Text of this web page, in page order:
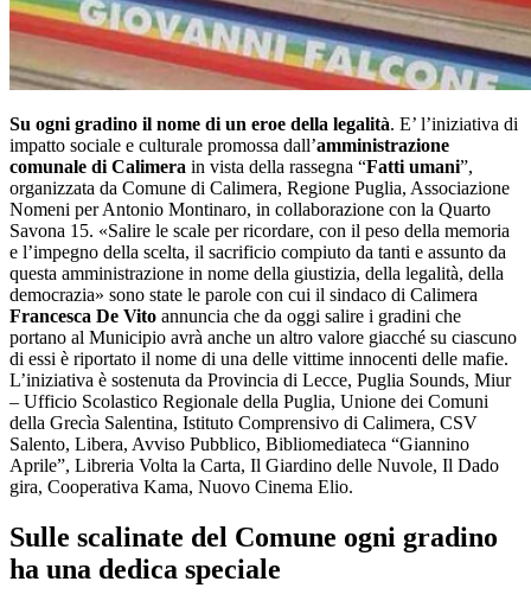
Su ogni gradino il nome di un eroe della legalità. E’ l’iniziativa di
impatto sociale e culturale promossa dall’amministrazione
comunale di Calimera in vista della rassegna “Fatti umani”,
organizzata da Comune di Calimera, Regione Puglia, Associazione
Nomeni per Antonio Montinaro, in collaborazione con la Quarto
Savona 15. «Salire le scale per ricordare, con il peso della memoria
e l’impegno della scelta, il sacrificio compiuto da tanti e assunto da
questa amministrazione in nome della giustizia, della legalità, della
democrazia» sono state le parole con cui il sindaco di Calimera
Francesca De Vito annuncia che da oggi salire i gradini che
portano al Municipio avrà anche un altro valore giacché su ciascuno
di essi è riportato il nome di una delle vittime innocenti delle mafie.
L’iniziativa è sostenuta da Provincia di Lecce, Puglia Sounds, Miur
– Ufficio Scolastico Regionale della Puglia, Unione dei Comuni
della Grecìa Salentina, Istituto Comprensivo di Calimera, CSV
Salento, Libera, Avviso Pubblico, Bibliomediateca “Giannino
Aprile”, Libreria Volta la Carta, Il Giardino delle Nuvole, Il Dado
gira, Cooperativa Kama, Nuovo Cinema Elio.
Sulle scalinate del Comune ogni gradino
ha una dedica speciale